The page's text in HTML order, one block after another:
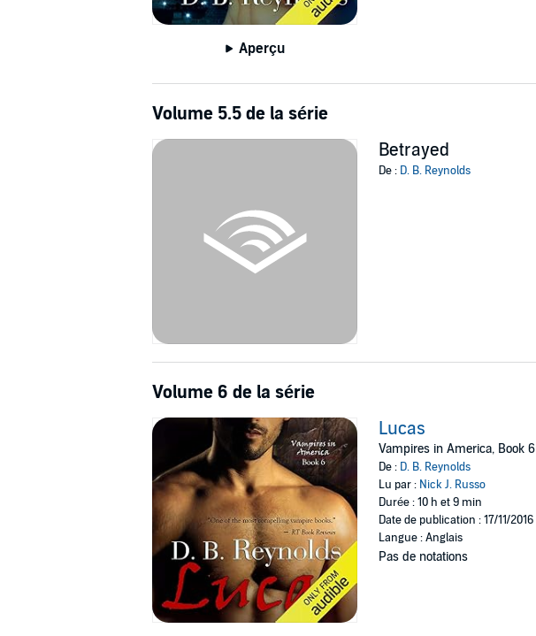
Aperçu
Volume 5.5 de la série
Betrayed
De : D. B. Reynolds
Volume 6 de la série
Lucas
Vampires in America, Book 6
De : D. B. Reynolds
Lu par : Nick J. Russo
Durée : 10 h et 9 min
Date de publication : 17/11/2016
Langue : Anglais
Pas de notations